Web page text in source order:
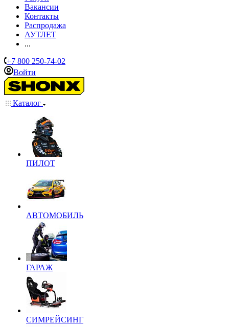
Вакансии
Контакты
Распродажа
АУТЛЕТ
...
+7 800 250-74-02
Войти
Каталог
ПИЛОТ
АВТОМОБИЛЬ
ГАРАЖ
СИМРЕЙСИНГ